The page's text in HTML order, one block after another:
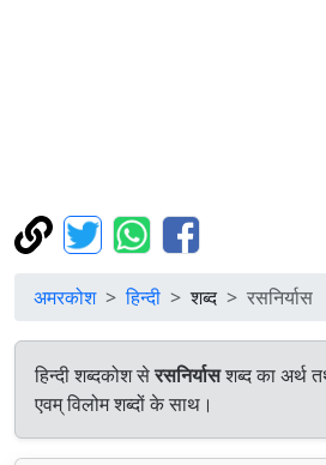
अमरकोश हिन्दी शब्द रसनिर्यास
हिन्दी शब्दकोश सेरसनिर्यासशब्द का अर्थ
एवम् विलोम शब्दों के साथ।